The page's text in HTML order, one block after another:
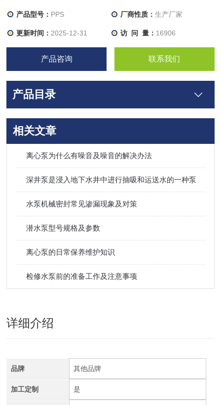
产品型号： PPS 厂商性质： 生产厂家
更新时间： 2025-12-31 访 问 量： 16906
产品咨询 联系我们
产品目录
相关文章
离心泵为什么有噪音及噪音的解决办法
深井泵是浸入地下水井中进行抽吸和运送水的一种泵
水泵机械密封常见渗漏现象及对策
潜水泵型号规格及参数
离心泵的日常保养维护知识
检修水泵前的准备工作及注意事项
详细介绍
品牌 其他品牌
加工定制 是